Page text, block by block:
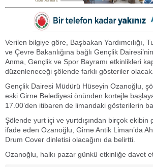
Verilen bilgiye göre, Başbakan Yardımcılığı,
ve Çevre Bakanlığına bağlı Gençlik
Anma, Gençlik ve Spor Bayramı etkinlikleri
düzenleneceği şölende farklı gösteriler olacak.
Gençlik Dairesi Müdürü Hüseyin Ozanoğlu,
eski Girne Belediyesi önünden kortejle
17.00’den itibaren de limandaki gösterilerin
Şölende yurt içi ve yurtdışından birçok ekibin
ifade eden Ozanoğlu, Girne Antik Liman’da
Drum Cover dinletisi olacağını da belirtti.
Ozanoğlu, halkı pazar günkü etkinliğe davet